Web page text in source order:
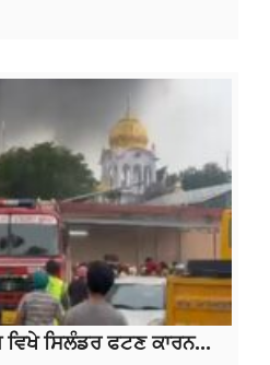
ਵਿਖੇ ਸਿਲੰਡਰ ਫਟਣ ਕਾਰਨ...